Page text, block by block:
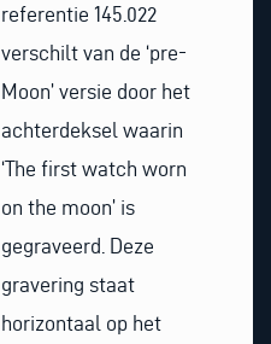
referentie 145.022
verschilt van de ‘pre-
Moon’ versie door het
achterdeksel waarin
‘The first watch worn
on the moon’ is
gegraveerd. Deze
gravering staat
horizontaal op het